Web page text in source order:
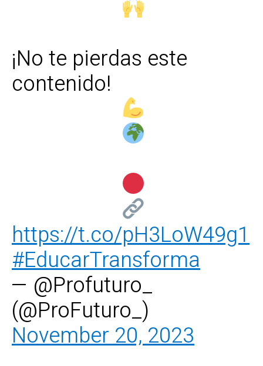
¡No te pierdas este
contenido!
https://t.co/pH3LoW49g1
#EducarTransforma
— @Profuturo_
(@ProFuturo_)
November 20, 2023